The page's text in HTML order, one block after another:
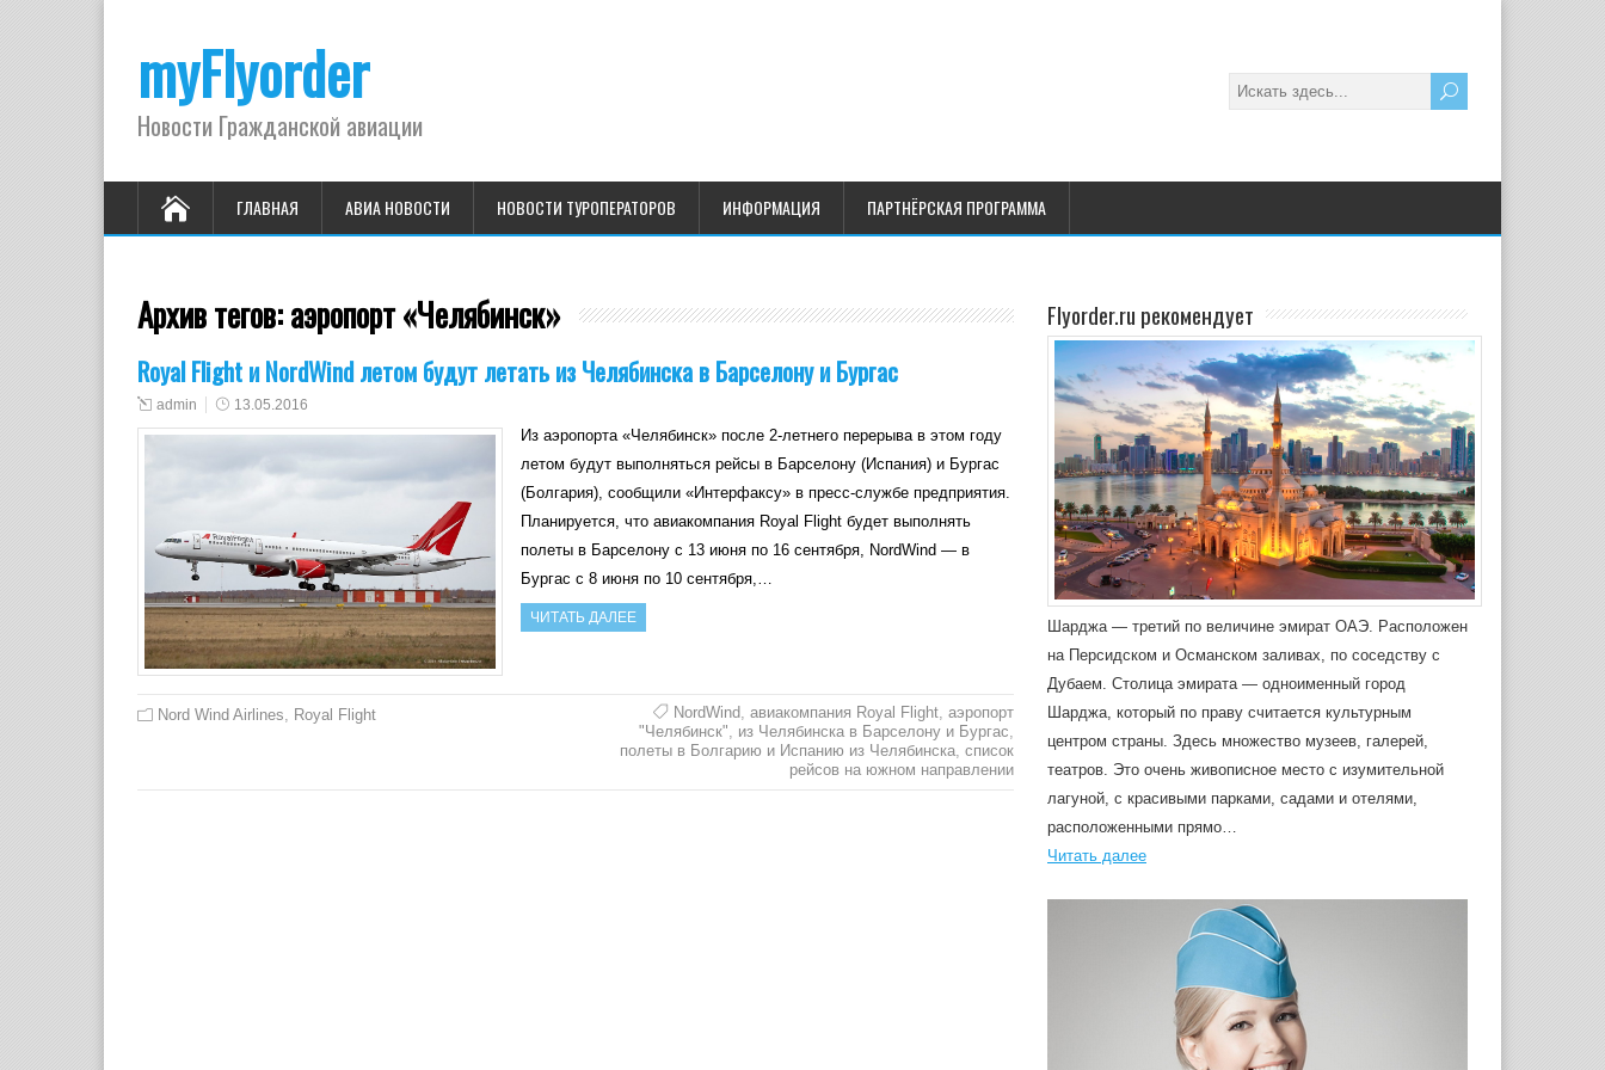
myFlyorder
Новости Гражданской авиации
ГЛАВНАЯ АВИА НОВОСТИ НОВОСТИ ТУРОПЕРАТОРОВ ИНФОРМАЦИЯ ПАРТНЁРСКАЯ ПРОГРАММА
Архив тегов:аэропорт «Челябинск»
Royal Flight и NordWind летом будут летать из Челябинска в Барселону и Бургас
admin 13.05.2016
Из аэропорта «Челябинск» после 2-летнего перерыва в этом году
летом будут выполняться рейсы в Барселону (Испания) и Бургас
(Болгария), сообщили «Интерфаксу» в пресс-службе предприятия.
Планируется, что авиакомпания Royal Flight будет выполнять
полеты в Барселону с 13 июня по 16 сентября, NordWind — в
Бургас с 8 июня по 10 сентября,…
ЧИТАТЬ ДАЛЕЕ
Nord Wind Airlines Royal Flight NordWind авиакомпания Royal Flight, аэропорт
"Челябинск"
из Челябинска в Барселону и Бургас
полеты в Болгарию и Испанию из Челябинска, список
рейсов на южном направлении
Flyorder.ru рекомендует
Шарджа — третий по величине эмират ОАЭ. Расположен
на Персидском и Османском заливах, по соседству с
Дубаем. Столица эмирата — одноименный город
Шарджа, который по праву считается культурным
центром страны. Здесь множество музеев, галерей,
театров. Это очень живописное место с изумительной
лагуной, с красивыми парками, садами и отелями,
расположенными прямо…
Читать далее